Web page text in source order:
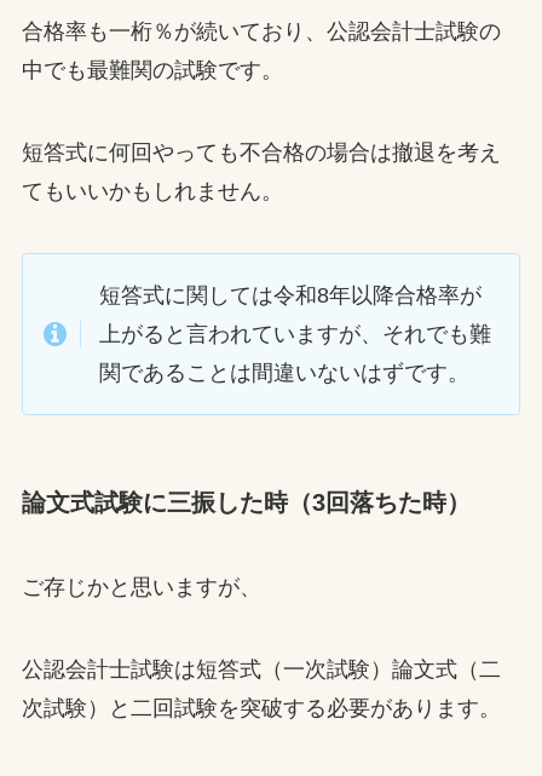
合格率も一桁％が続いており、公認会計士試験の
中でも最難関の試験です。
短答式に何回やっても不合格の場合は撤退を考え
てもいいかもしれません。
短答式に関しては令和8年以降合格率が
上がると言われていますが、それでも難
関であることは間違いないはずです。
論文式試験に三振した時（3回落ちた時）
ご存じかと思いますが、
公認会計士試験は短答式（一次試験）論文式（二
次試験）と二回試験を突破する必要があります。